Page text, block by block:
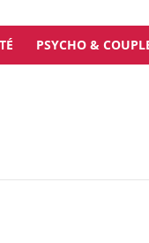
PSYCHO &